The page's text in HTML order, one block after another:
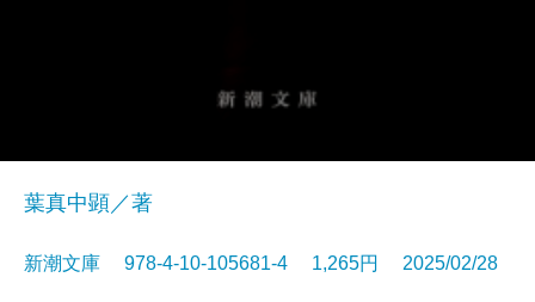
葉真中顕／著
新潮文庫 978-4-10-105681-4 1,265円 2025/02/28